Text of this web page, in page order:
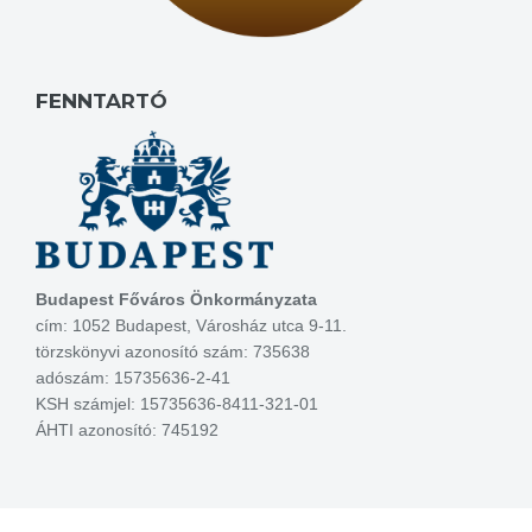
FENNTARTÓ
Budapest Főváros Önkormányzata
cím: 1052 Budapest, Városház utca 9-11.
törzskönyvi azonosító szám: 735638
adószám: 15735636-2-41
KSH számjel: 15735636-8411-321-01
ÁHTI azonosító: 745192